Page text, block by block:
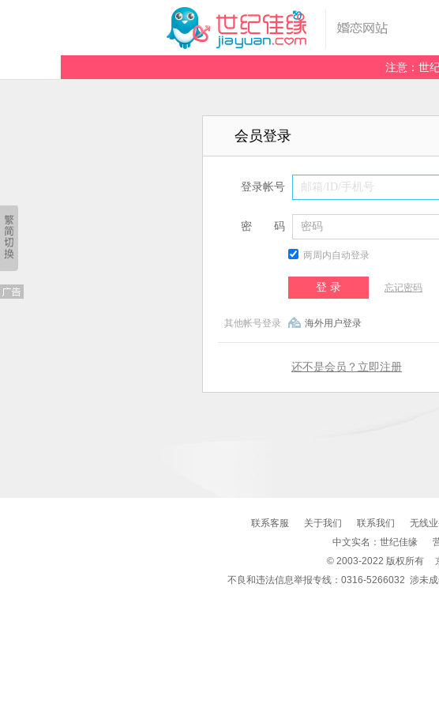
注意：世
会员登录
登录帐号 邮箱/ID/手机号
密 码 密码
两周内自动登录
登 录 忘记密码
其他帐号登录 海外用户登录
还不是会员？立即注册
联系客服 关于我们 联系我们 无线
中文实名：世纪佳缘
© 2003-2022 版权所有
不良和违法信息举报专线：0316-5266032 涉未